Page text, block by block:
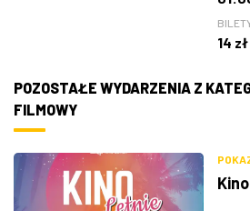
14 zł
POZOSTAŁE WYDARZENIA Z
FILMOWY